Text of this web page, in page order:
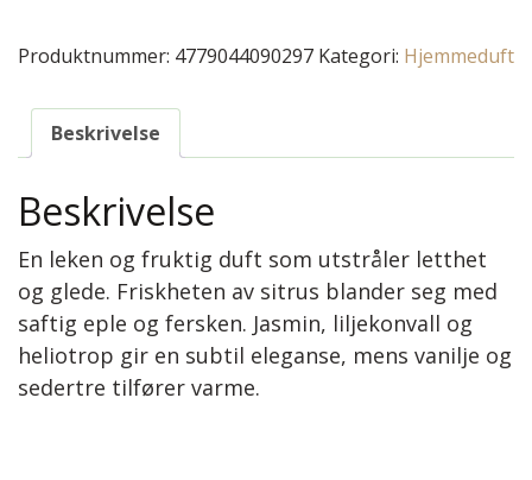
Produktnummer: 4779044090297 Kategori: Hjemmeduft
Beskrivelse
Beskrivelse
En leken og fruktig duft som utstråler letthet
og glede. Friskheten av sitrus blander seg med
saftig eple og fersken. Jasmin, liljekonvall og
heliotrop gir en subtil eleganse, mens vanilje og
sedertre tilfører varme.